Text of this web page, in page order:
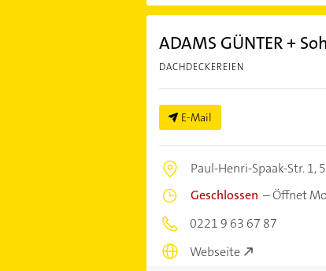
ADAMS GÜNTER +
DACHDECKEREIEN
E-Mail
Paul-Henri-Spaak-Str. 1,
Geschlossen –Öffnet
0221 9 63 67 87
Webseite